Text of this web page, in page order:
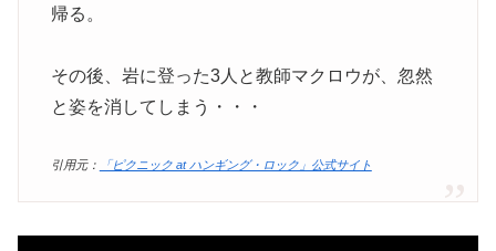
帰る。
その後、岩に登った3人と教師マクロウが、忽然
と姿を消してしまう・・・
引用元： 「ピクニック at ハンギング・ロック」公式サイト